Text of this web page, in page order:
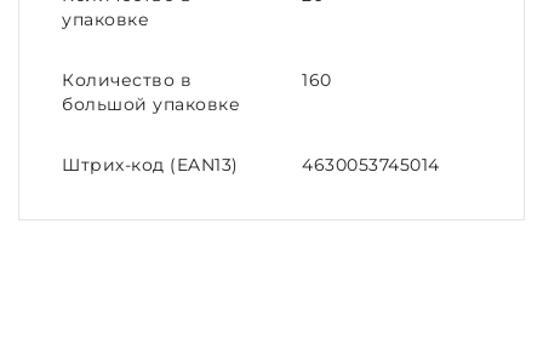
упаковке
Количество в
большой упаковке
160
Штрих-код (EAN13) 4630053745014